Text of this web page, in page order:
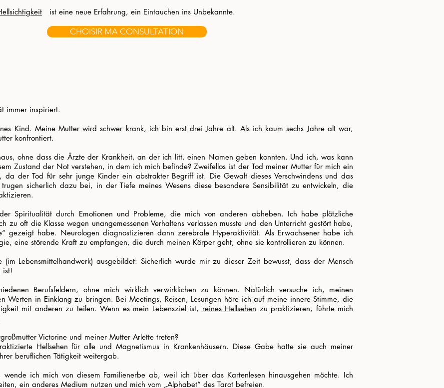
ist eine neue Erfahrung, ein Eintauchen ins Unbekannte.
CHOISIR MA CONSULTATION
immer inspiriert.
Kind. Meine Mutter wird schwer krank, ich bin erst drei Jahre alt. Als ich kaum sechs Jahre alt war,
konfrontiert.
ohne dass die Ärzte der Krankheit, an der ich litt, einen Namen geben konnten. Und ich, was kann
Zustand der Not verstehen, in dem ich mich befinde? Zweifellos ist der Tod meiner Mutter für mich ein
der Tod für sehr junge Kinder ein abstrakter Begriff ist. Die Gewalt dieses Verschwindens und das
sicherlich dazu bei, in der Tiefe meines Wesens diese besondere Sensibilität zu entwickeln, die
Spiritualität durch Emotionen und Probleme, die mich von anderen abheben. Ich habe plötzliche
zu oft die Klasse wegen unangemessenen Verhaltens verlassen musste und den Unterricht gestört habe,
gezeigt habe. Neurologen diagnostizieren dann zerebrale Hyperaktivität. Als Erwachsener habe ich
eine störende Kraft zu empfangen, die durch meinen Körper geht, ohne sie kontrollieren zu können.
(im Lebensmittelhandwerk) ausgebildet: Sicherlich wurde mir zu dieser Zeit bewusst, dass der Mensch
ist!
Berufsfeldern, ohne mich wirklich verwirklichen zu können. Natürlich versuche ich, meinen
Werten in Einklang zu bringen. Bei Meetings, Reisen, Lesungen höre ich auf meine innere Stimme, die
mit anderen zu teilen. Wenn es mein Lebensziel ist, reines Hellsehen zu praktizieren, führte mich
Victorine und meiner Mutter Arlette treten?
Hellsehen für alle und Magnetismus in Krankenhäusern. Diese Gabe hatte sie auch meiner
beruflichen Tätigkeit weitergab.
wende ich mich von diesem Familienerbe ab, weil ich über das Kartenlesen hinausgehen möchte. Ich
ein anderes Medium nutzen und mich vom „Alphabet“ des Tarot befreien.